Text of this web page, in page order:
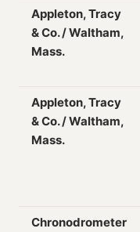
Appleton, Tracy
& Co. / Waltham,
Mass.
Appleton, Tracy
& Co. / Waltham,
Mass.
Chronodrometer